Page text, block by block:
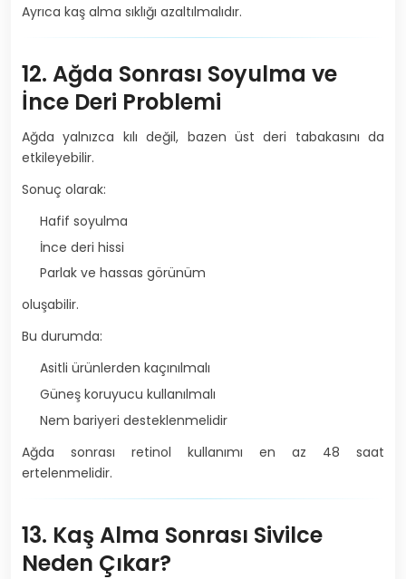
Ayrıca kaş alma sıklığı azaltılmalıdır.
12. Ağda Sonrası Soyulma ve
İnce Deri Problemi
Ağda yalnızca kılı değil, bazen üst deri tabakasını da
etkileyebilir.
Sonuç olarak:
Hafif soyulma
İnce deri hissi
Parlak ve hassas görünüm
oluşabilir.
Bu durumda:
Asitli ürünlerden kaçınılmalı
Güneş koruyucu kullanılmalı
Nem bariyeri desteklenmelidir
Ağda sonrası retinol kullanımı en az 48 saat
ertelenmelidir.
13. Kaş Alma Sonrası Sivilce
Neden Çıkar?